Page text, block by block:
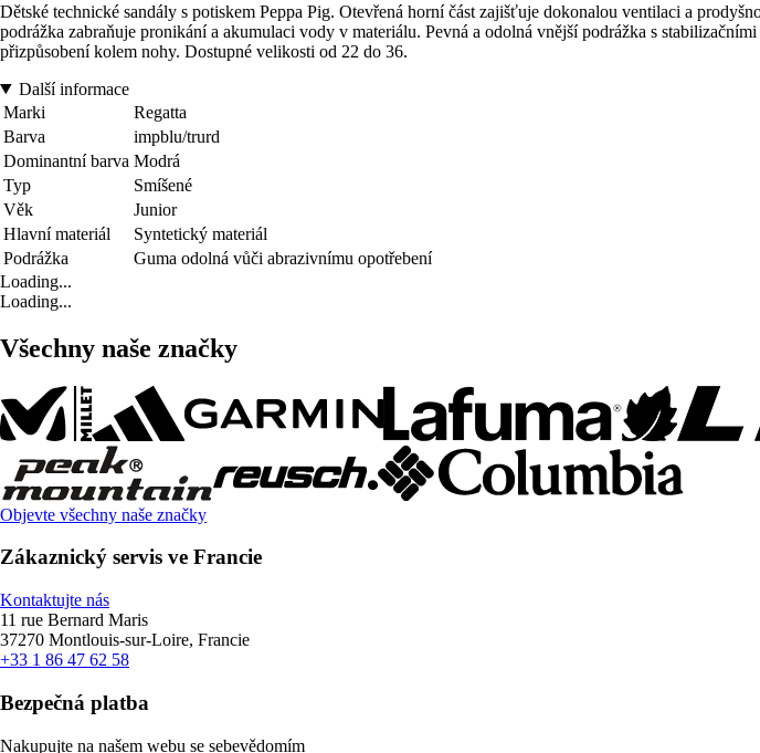
Dětské technické sandály s potiskem Peppa Pig. Otevřená horní část zajišťuje dokonalou ventilaci a
podrážka zabraňuje pronikání a akumulaci vody v materiálu. Pevná a odolná vnější podrážka s
přizpůsobení kolem nohy. Dostupné velikosti od 22 do 36.
Další informace
Marki
Regatta
Barva
impblu/trurd
Dominantní barva Modrá
Typ
Smíšené
Věk
Junior
Hlavní materiál
Syntetický materiál
Podrážka
Guma odolná vůči abrazivnímu opotřebení
Loading...
Loading...
Všechny naše značky
Objevte všechny naše značky
Zákaznický servis ve Francie
Kontaktujte nás
11 rue Bernard Maris
37270 Montlouis-sur-Loire, Francie
+33 1 86 47 62 58
Bezpečná platba
Nakupujte na našem webu se sebevědomím